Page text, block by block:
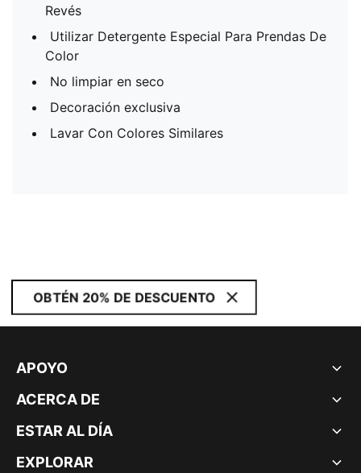
Revés
Utilizar Detergente Especial Para Prendas De
Color
No limpiar en seco
Decoración exclusiva
Lavar Con Colores Similares
OBTÉN 20% DE DESCUENTO
APOYO
ACERCA DE
ESTAR AL DÍA
EXPLORAR